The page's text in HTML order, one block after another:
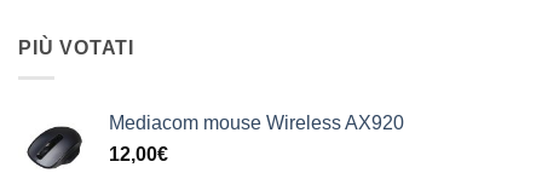
PIÙ VOTATI
Mediacom mouse Wireless AX920
12,00€